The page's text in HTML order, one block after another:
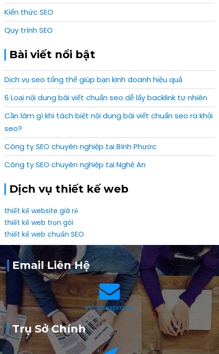
Kiến thức SEO
Quy trình SEO
Bài viết nổi bật
Dịch vụ seo tổng thể giúp bạn kinh doanh hiệu quả
6 Loại nội dung bài viết chuẩn seo dễ lấy backlink tự nhiên
Cần làm gì khi tách biệt nội dung bài viết chuẩn seo ra khỏi
seo?
Công ty SEO chuyên nghiệp tại Bình Phước
Công ty SEO chuyên nghiệp tại Nghệ An
Dịch vụ thiết kế web
thiết kế website giá rẻ
thiết kế web trọn gói
thiết kế web chuẩn SEO
Email Liên Hệ
info@expro.vn
Trụ Sở Chính